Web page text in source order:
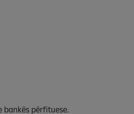
bankës përfituese.